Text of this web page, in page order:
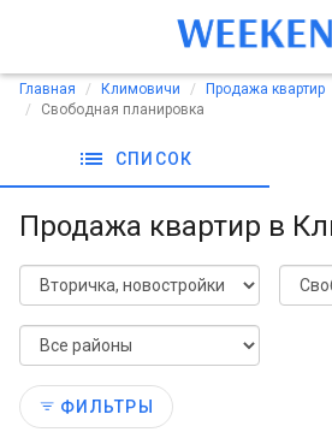
Главная Климовичи
Продажа квартир
Свободная планировка
list СПИСОК
Продажа квартир в
ФИЛЬТРЫ